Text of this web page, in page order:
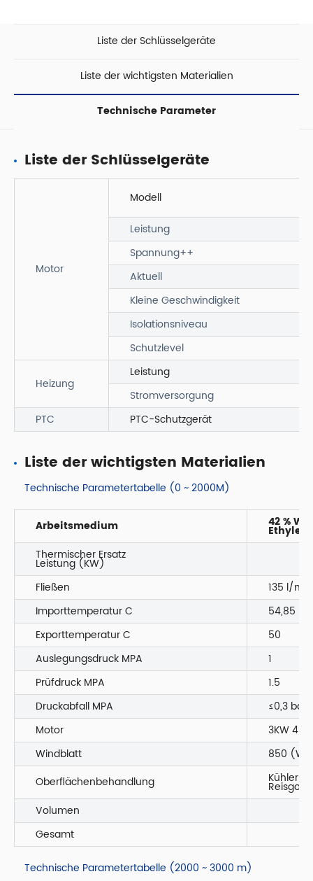
Liste der Schlüsselgeräte
Liste der wichtigsten Materialien
Technische Parameter
Liste der Schlüsselgeräte
Motor
Modell
Leistung
Spannung++
Aktuell
Kleine Geschwindigkeit
Isolationsniveau
Schutzlevel
Heizung
Leistung
Stromversorgung
PTC
PTC-Schutzgerät
Liste der wichtigsten Materialien
Technische Parametertabelle (0 ~ 2000M)
Arbeitsmedium 42 %
Thermischer Ersatz
Leistung (KW)
Fließen
135 l/min
Importtemperatur C
54,85
Exporttemperatur C
50
Auslegungsdruck MPA
1
Prüfdruck MPA
1.5
Druckabfall MPA
≤0,3 bar
Motor
3KW 4P
Windblatt
850
Oberflächenbehandlung
Kühler
Reisgold
Volumen
Gesamt
Technische Parametertabelle (2000 ~ 3000 m)